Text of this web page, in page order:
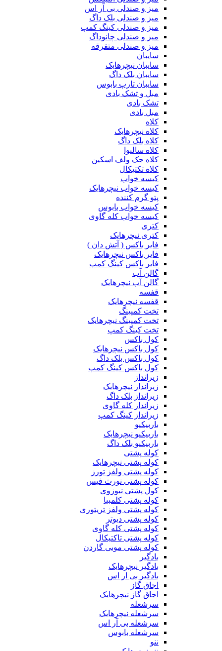
میز و صندلی بی آر اس
میز و صندلی بلک داگ
میز و صندلی کینگ کمپ
میز و صندلی چانوداگ
میز و صندلی متفرقه
سایبان
سایبان نیچرهایک
سایبان بلک داگ
سایبان تارپ بابوس
مبل و تشک بادی
تشک بادی
مبل بادی
کلاه
کلاه نیچرهایک
کلاه بلک داگ
کلاه سالیوا
کلاه جک‌ ولف‌ اسکین
کلاه تکتیکال
کیسه خواب
کیسه خواب نیچرهایک
پتو گرم کننده
کیسه خواب بابوس
کیسه خواب کله گاوی
کتری
کتری نیچرهایک
فایر باکس ( آتش دان )
فایر باکس نیچرهایک
فایر باکس کینگ کمپ
گالن آب
گالن آب نیچرهایک
قفسه
قفسه نیچرهایک
تخت کمپینگ
تخت کمپینگ نیچرهایک
تخت کینگ کمپ
کول باکس
کول باکس نیچرهایک
کول باکس بلک داگ
کول باکس کینگ کمپ
زیرانداز
زیرانداز نیچرهایک
زیرانداز بلک داگ
زیرانداز کله گاوی
زیرانداز کینگ کمپ
باربیکیو
باربیکیو نیچرهایک
باربیکیو بلک داگ
کوله پشتی
کوله پشتی نیچرهایک
کوله پشتی ولفز تورز
کوله پشتی نورث فیس
کول پشتی نیوزوی
کوله پشتی کلمبیا
کوله پشتی ولفز تریتوری
کوله پشتی دیوتر
کوله پشتی کله گاوی
کوله پشتی تاکتیکال
کوله پشتی موبی گاردن
بادگیر
بادگیر نیچرهایک
بادگیر بی ار اس
اجاق گاز
اجاق گاز نیچرهایک
سرشعله
سرشعله نیچرهایک
سرشعله بی آر اس
سرشعله بابوس
ننو